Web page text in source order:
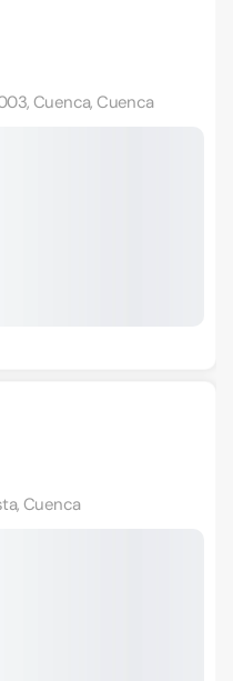
Cuenca, Cuenca
Cuenca